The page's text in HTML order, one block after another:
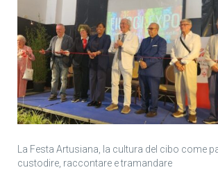
La Festa Artusiana, la cultura del cibo come
custodire, raccontare e tramandare